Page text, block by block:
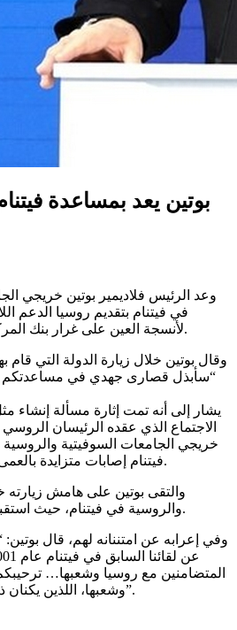
بوتين يعد بمساعدة
وعد الرئيس فلاديمير بوتين خريجي
في فيتنام بتقديم روسيا الدعم
لأنسجة العين على غرار بنك المركز الروسي للجراحة العينية.
وقال بوتين خلال زيارة الدولة التي قام
“سأبذل قصارى جهدي في مساعدتكم
يشار إلى أنه تمت إثارة مسألة إنشاء
الاجتماع الذي عقده الرئيسان الروسي
خريجي الجامعات السوفيتية
فيتنام إصابات متزايدة بالعمى بسبب أمراض قرنية العين.
والتقى بوتين على هامش زيارته
والروسية في فيتنام، حيث استقبلوه بترحيب كبير لم يتوقعه.
وفي إعرابه عن امتننانه لهم، قال بوتين:
المتضامنين مع روسيا وشعبها…
وشعبها، اللذين يكنان ذات المشاعر الطيبة لفيتنام”.